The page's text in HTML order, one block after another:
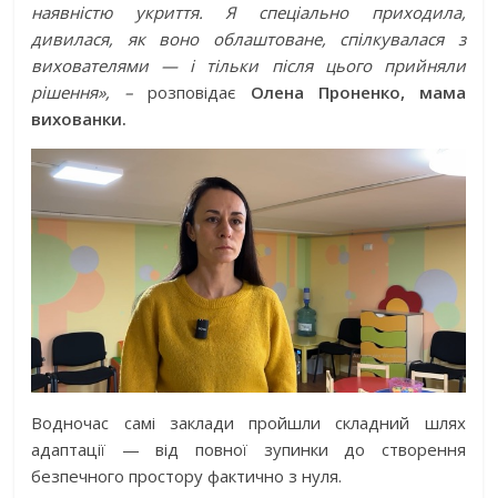
наявністю укриття. Я спеціально приходила,
дивилася, як воно облаштоване, спілкувалася з
вихователями — і тільки після цього прийняли
рішення», – розповідає Олена Проненко, мама
вихованки.
Водночас самі заклади пройшли складний шлях
адаптації — від повної зупинки до створення
безпечного простору фактично з нуля.